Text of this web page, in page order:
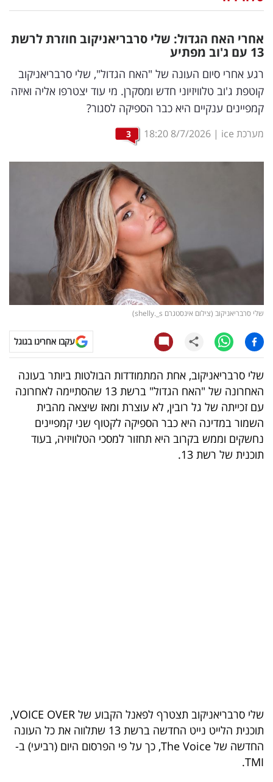
דיגיטל
וטק
שיווק
ופרסום
רכילות
עסקית
טלוויזיה
עסקי
ספורט
קריירה
ולימודים
המילון
הכלכלי
פודקאסט
אחרי האח הגדול: שלי סרבריאניקוב חוזרת לרשת
13 עם ג'וב מפתיע
רגע אחרי סיום העונה של "האח הגדול", שלי סרבריאניקוב
קוטפת ג'וב טלוויזיוני חדש ומסקרן. מי עוד יצטרפו אליה ואיזה
קמפיינים ענקיים היא כבר הספיקה לסגור?
מערכת ice |
8/7/2026
18:20
3
שלי סרבריאניקוב (צילום אינסטגרם shelly._s)
עקבו אחרינו בגוגל
שלי סרבריאניקוב, אחת המתמודדות הבולטות ביותר בעונה
האחרונה של "האח הגדול" ברשת 13 שהסתיימה לאחרונה
עם זכייתה של גל רובין, לא עוצרת ומאז שיצאה מהבית
השמור במדינה היא כבר הספיקה לקטוף שני קמפיינים
נחשקים וממש בקרוב היא תחזור למסכי הטלוויזיה, בעוד
תוכנית של רשת 13.
שלי סרבריאניקוב תצטרף לפאנל הקבוע של VOICE OVER,
תוכנית הלייט נייט החדשה ברשת 13 שתלווה את כל העונה
החדשה של The Voice, כך על פי הפרסום היום (רביעי) ב-
TMI.